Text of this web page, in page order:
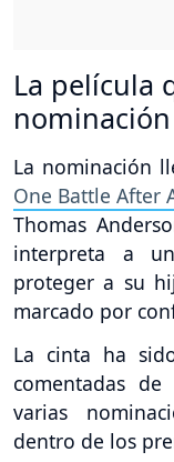
La película
nominación
La nominación
One Battle After
Thomas
interpreta a
proteger a su
marcado por
La cinta ha
comentadas
varias
dentro de los